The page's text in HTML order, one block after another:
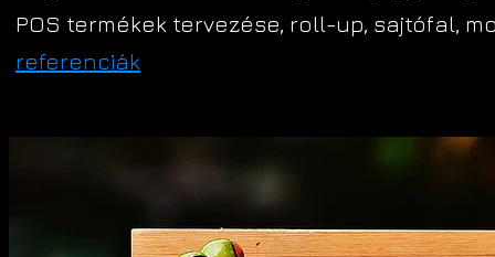
POS termékek tervezése, roll-up, sajtófal,
referenciák